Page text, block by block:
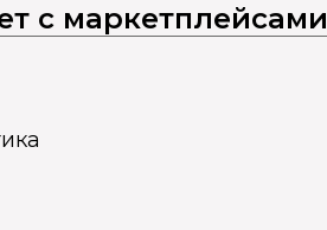
с маркетплейсами